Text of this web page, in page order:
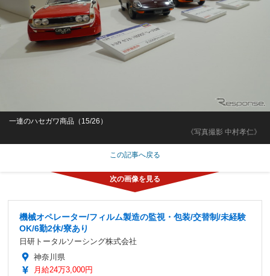
《写真撮影 中村孝仁》
一連のハセガワ商品（15/26）
この記事へ戻る
機械オペレーター/フィルム製造の監視・包装/交替制/未経験
OK/6勤2休/寮あり
日研トータルソーシング株式会社
神奈川県
月給24万3,000円